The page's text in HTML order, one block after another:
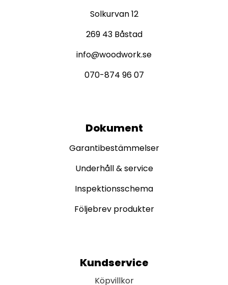
Solkurvan 12
269 43 Båstad
info@woodwork.se
070-874 96 07
Dokument
Garantibestämmelser
Underhåll & service
Inspektionsschema
Följebrev produkter
Kundservice
Köpvillkor